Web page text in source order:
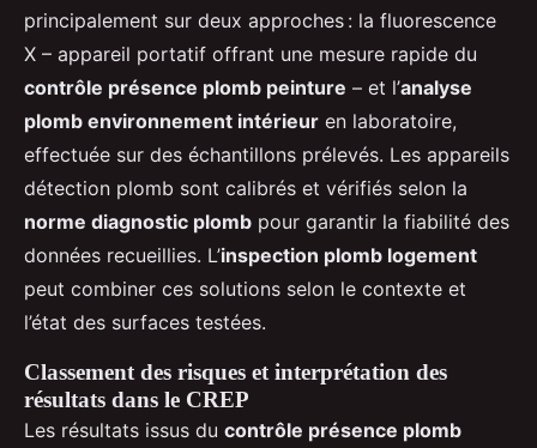
principalement sur deux approches : la fluorescence
X – appareil portatif offrant une mesure rapide du
contrôle présence plomb peinture – et l’analyse
plomb environnement intérieur en laboratoire,
effectuée sur des échantillons prélevés. Les appareils
détection plomb sont calibrés et vérifiés selon la
norme diagnostic plomb pour garantir la fiabilité des
données recueillies. L’inspection plomb logement
peut combiner ces solutions selon le contexte et
l’état des surfaces testées.
Classement des risques et interprétation des
résultats dans le CREP
Les résultats issus du contrôle présence plomb